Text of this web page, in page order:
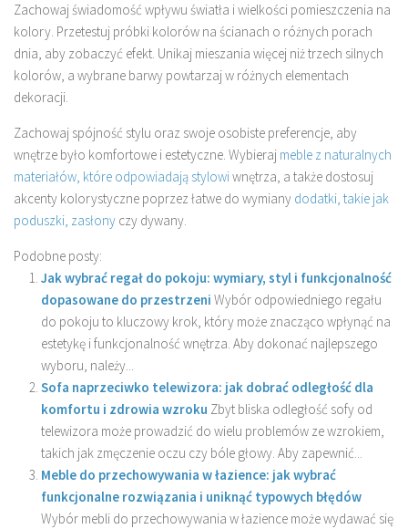
Zachowaj świadomość wpływu światła i wielkości pomieszczenia na
kolory. Przetestuj próbki kolorów na ścianach o różnych porach
dnia, aby zobaczyć efekt. Unikaj mieszania więcej niż trzech silnych
kolorów, a wybrane barwy powtarzaj w różnych elementach
dekoracji.
Zachowaj spójność stylu oraz swoje osobiste preferencje, aby
wnętrze było komfortowe i estetyczne. Wybieraj meble z naturalnych
materiałów, które odpowiadają stylowiwnętrza, a także dostosuj
akcenty kolorystyczne poprzez łatwe do wymiany dodatki, takie jak
poduszki, zasłony czy dywany.
Podobne posty:
Jak wybrać regał do pokoju: wymiary, styl i funkcjonalność
dopasowane do przestrzeni Wybór odpowiedniego regału
do pokoju to kluczowy krok, który może znacząco wpłynąć na
estetykę i funkcjonalność wnętrza. Aby dokonać najlepszego
wyboru, należy...
Sofa naprzeciwko telewizora: jak dobrać odległość dla
komfortu i zdrowia wzroku Zbyt bliska odległość sofy od
telewizora może prowadzić do wielu problemów ze wzrokiem,
takich jak zmęczenie oczu czy bóle głowy. Aby zapewnić...
Meble do przechowywania w łazience: jak wybrać
funkcjonalne rozwiązania i uniknąć typowych błędów
Wybór mebli do przechowywania w łazience może wydawać się